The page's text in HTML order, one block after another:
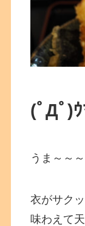
(ﾟДﾟ)ｳ
うま～～
衣がサク
味わえて